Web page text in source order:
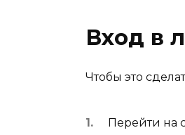
Вход в
Чтобы это
Перейти на